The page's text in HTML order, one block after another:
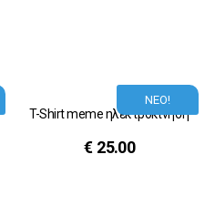
ΝΕΟ!
T-Shirt meme ηλεκτροκίνηση
€ 25.00